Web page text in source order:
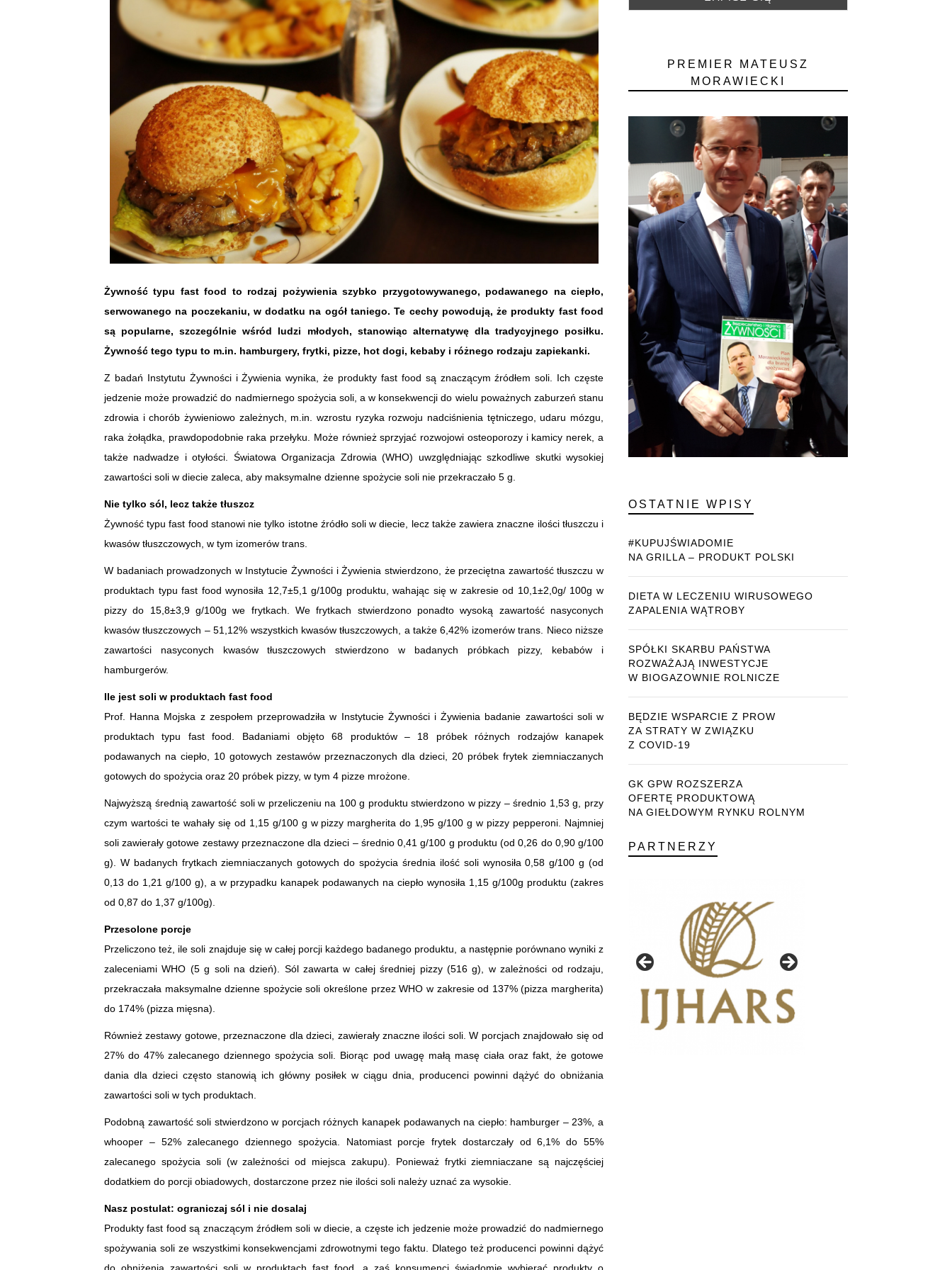
Żywność typu fast food to rodzaj pożywienia szybko przygotowywanego, podawanego na ciepło,
serwowanego na poczekaniu, w dodatku na ogół taniego. Te cechy powodują, że produkty fast food
są popularne, szczególnie wśród ludzi młodych, stanowiąc alternatywę dla tradycyjnego posiłku.
Żywność tego typu to m.in. hamburgery, frytki, pizze, hot dogi, kebaby i różnego rodzaju zapiekanki.
Z badań Instytutu Żywności i Żywienia wynika, że produkty fast food są znaczącym źródłem soli. Ich częste
jedzenie może prowadzić do nadmiernego spożycia soli, a w konsekwencji do wielu poważnych zaburzeń stanu
zdrowia i chorób żywieniowo zależnych, m.in. wzrostu ryzyka rozwoju nadciśnienia tętniczego, udaru mózgu,
raka żołądka, prawdopodobnie raka przełyku. Może również sprzyjać rozwojowi osteoporozy i kamicy nerek, a
także nadwadze i otyłości. Światowa Organizacja Zdrowia (WHO) uwzględniając szkodliwe skutki wysokiej
zawartości soli w diecie zaleca, aby maksymalne dzienne spożycie soli nie przekraczało 5 g.
Nie tylko sól, lecz także tłuszcz
Żywność typu fast food stanowi nie tylko istotne źródło soli w diecie, lecz także zawiera znaczne ilości tłuszczu i
kwasów tłuszczowych, w tym izomerów trans.
W badaniach prowadzonych w Instytucie Żywności i Żywienia stwierdzono, że przeciętna zawartość tłuszczu w
produktach typu fast food wynosiła 12,7±5,1 g/100g produktu, wahając się w zakresie od 10,1±2,0g/ 100g w
pizzy do 15,8±3,9 g/100g we frytkach. We frytkach stwierdzono ponadto wysoką zawartość nasyconych
kwasów tłuszczowych – 51,12% wszystkich kwasów tłuszczowych, a także 6,42% izomerów trans. Nieco niższe
zawartości nasyconych kwasów tłuszczowych stwierdzono w badanych próbkach pizzy, kebabów i
hamburgerów.
Ile jest soli w produktach fast food
Prof. Hanna Mojska z zespołem przeprowadziła w Instytucie Żywności i Żywienia badanie zawartości soli w
produktach typu fast food. Badaniami objęto 68 produktów – 18 próbek różnych rodzajów kanapek
podawanych na ciepło, 10 gotowych zestawów przeznaczonych dla dzieci, 20 próbek frytek ziemniaczanych
gotowych do spożycia oraz 20 próbek pizzy, w tym 4 pizze mrożone.
Najwyższą średnią zawartość soli w przeliczeniu na 100 g produktu stwierdzono w pizzy – średnio 1,53 g, przy
czym wartości te wahały się od 1,15 g/100 g w pizzy margherita do 1,95 g/100 g w pizzy pepperoni. Najmniej
soli zawierały gotowe zestawy przeznaczone dla dzieci – średnio 0,41 g/100 g produktu (od 0,26 do 0,90 g/100
g). W badanych frytkach ziemniaczanych gotowych do spożycia średnia ilość soli wynosiła 0,58 g/100 g (od
0,13 do 1,21 g/100 g), a w przypadku kanapek podawanych na ciepło wynosiła 1,15 g/100g produktu (zakres
od 0,87 do 1,37 g/100g).
Przesolone porcje
Przeliczono też, ile soli znajduje się w całej porcji każdego badanego produktu, a następnie porównano wyniki z
zaleceniami WHO (5 g soli na dzień). Sól zawarta w całej średniej pizzy (516 g), w zależności od rodzaju,
przekraczała maksymalne dzienne spożycie soli określone przez WHO w zakresie od 137% (pizza margherita)
do 174% (pizza mięsna).
Również zestawy gotowe, przeznaczone dla dzieci, zawierały znaczne ilości soli. W porcjach znajdowało się od
27% do 47% zalecanego dziennego spożycia soli. Biorąc pod uwagę małą masę ciała oraz fakt, że gotowe
dania dla dzieci często stanowią ich główny posiłek w ciągu dnia, producenci powinni dążyć do obniżania
zawartości soli w tych produktach.
Podobną zawartość soli stwierdzono w porcjach różnych kanapek podawanych na ciepło: hamburger – 23%, a
whooper – 52% zalecanego dziennego spożycia. Natomiast porcje frytek dostarczały od 6,1% do 55%
zalecanego spożycia soli (w zależności od miejsca zakupu). Ponieważ frytki ziemniaczane są najczęściej
dodatkiem do porcji obiadowych, dostarczone przez nie ilości soli należy uznać za wysokie.
Nasz postulat: ograniczaj sól i nie dosalaj
Produkty fast food są znaczącym źródłem soli w diecie, a częste ich jedzenie może prowadzić do nadmiernego
spożywania soli ze wszystkimi konsekwencjami zdrowotnymi tego faktu. Dlatego też producenci powinni dążyć
PREMIER MATEUSZ
MORAWIECKI
OSTATNIE WPISY
#KUPUJŚWIADOMIE
NA GRILLA – PRODUKT POLSKI
DIETA W LECZENIU WIRUSOWEGO
ZAPALENIA WĄTROBY
SPÓŁKI SKARBU PAŃSTWA
ROZWAŻAJĄ INWESTYCJE
W BIOGAZOWNIE ROLNICZE
BĘDZIE WSPARCIE Z PROW
ZA STRATY W ZWIĄZKU
Z COVID-19
GK GPW ROZSZERZA
OFERTĘ PRODUKTOWĄ
NA GIEŁDOWYM RYNKU ROLNYM
PARTNERZY